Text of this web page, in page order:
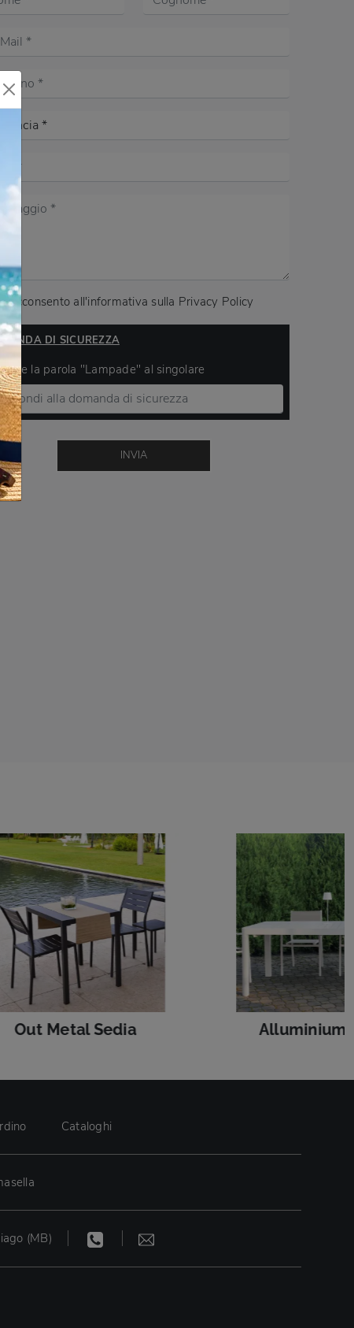
Acconsento all'informativa sulla Privacy Policy
DI SICUREZZA
la parola "Lampade" al singolare
INVIA
Out Metal Sedia Alluminium
Cataloghi
(MB)